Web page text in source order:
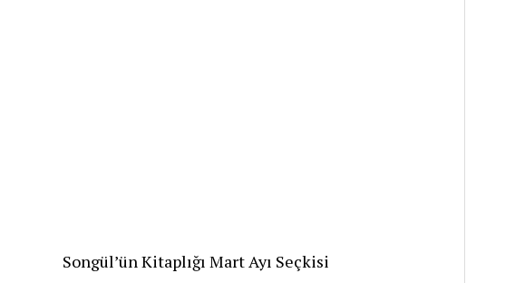
Songül’ün Kitaplığı Mart Ayı Seçkisi